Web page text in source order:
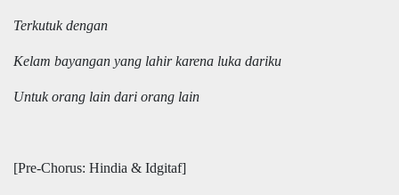
Terkutuk dengan
Kelam bayangan yang lahir karena luka dariku
Untuk orang lain dari orang lain
[Pre-Chorus: Hindia & Idgitaf]